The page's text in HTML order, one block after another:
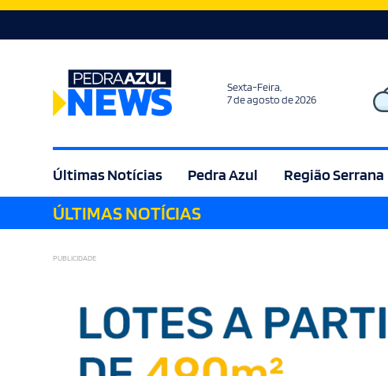
Sexta-Feira,
7 de agosto de 2026
Últimas Notícias Pedra Azul Região Serrana
Agricultura
ÚLTIMAS NOTÍCIAS
PUBLICIDADE